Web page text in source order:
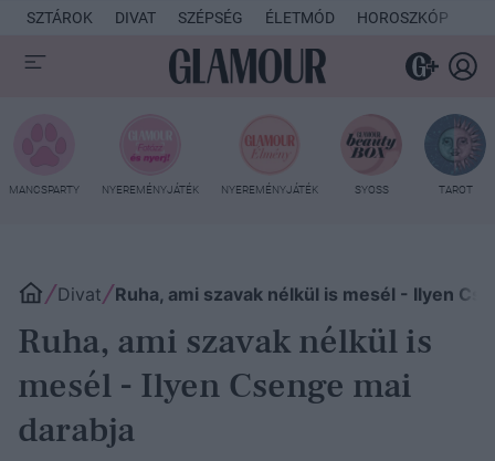
SZTÁROK DIVAT SZÉPSÉG ÉLETMÓD HOROSZKÓP
MANCSPARTY NYEREMÉNYJÁTÉK NYEREMÉNYJÁTÉK SYOSS TAROT
Divat Ruha, ami szavak nélkül is mesél - Ilyen
Ruha, ami szavak nélkül is
mesél - Ilyen Csenge mai
darabja